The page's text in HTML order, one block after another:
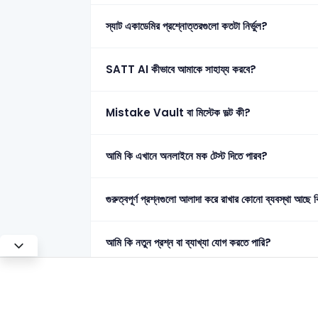
স্যাট একাডেমির প্রশ্নোত্তরগুলো কতটা নির্ভুল?
SATT AI কীভাবে আমাকে সাহায্য করবে?
Mistake Vault বা মিস্টেক ভল্ট কী?
আমি কি এখানে অনলাইনে মক টেস্ট দিতে পারব?
গুরুত্বপূর্ণ প্রশ্নগুলো আলাদা করে রাখার কোনো ব্যবস্থা আছে
আমি কি নতুন প্রশ্ন বা ব্যাখ্যা যোগ করতে পারি?